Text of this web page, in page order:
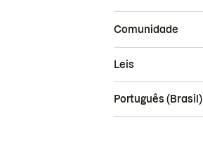
Comunidade
Leis
Português (Brasil)